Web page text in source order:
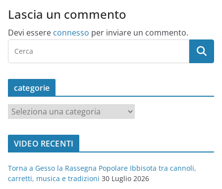
Lascia un commento
Devi essere connesso per inviare un commento.
categorie
a
t
o
r
VIDEO RECENTI
Torna a Gesso la Rassegna Popolare Ibbisota tra cannoli,
carretti, musica e tradizioni 30 Luglio 2026